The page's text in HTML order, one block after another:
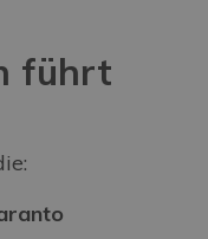
führt